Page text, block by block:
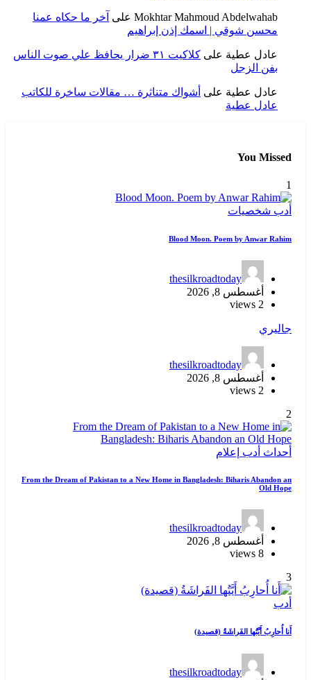
Mokhtar Mahmoud Abdelwahab على آخر ما حكاه عمنا
محسن شوقي | اسمك إذن إبراهيم
عادل عطية على
كلاكيت ٣١ ضرار يحافظ علي صوت الناس
بفن الزجل
عادل عطية على أشواك متناثرة … مقالات ساخرة للكاتب
عادل عطية
You Missed
1
أدب شخصيات
Blood Moon. Poem by Anwar Rahim
thesilkroadtoday
أغسطس 8, 2026
2 views
جاليري
thesilkroadtoday
أغسطس 8, 2026
2 views
2
أحداث أدب إعلام
From the Dream of Pakistan to a New Home in Bangladesh: Biharis Abandon an
Old Hope
thesilkroadtoday
أغسطس 8, 2026
8 views
3
أدب
أَنا أُحارِبُ أَيَّتُها الفَراشَةُ (قصيدة)
thesilkroadtoday